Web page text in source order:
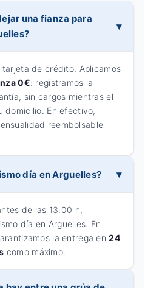
una fianza para
tarjeta de crédito. Aplicamos
0€: registramos la
sin cargos mientras el
domicilio. En efectivo,
reembolsable
día en Arguelles?
de las 13:00 h,
día en Arguelles. En
la entrega en24
como máximo.